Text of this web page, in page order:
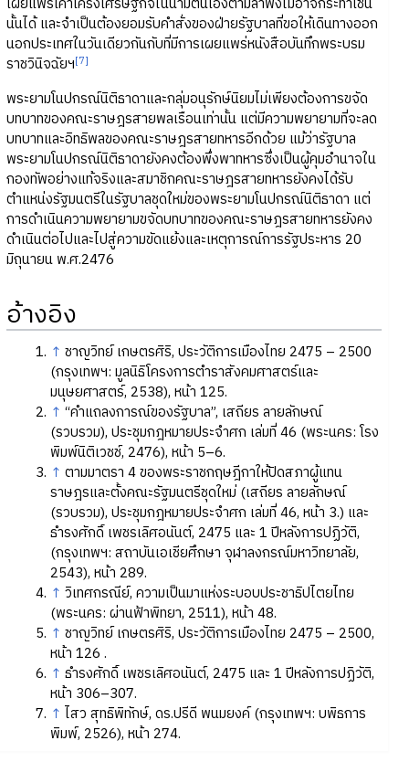
นั้นได้ และจำเป็นต้องยอมรับคำสั่งของฝ่ายรัฐบาลที่ขอให้เดินทางออก
นอกประเทศในวันเดียวกันกับที่มีการเผยแพร่หนังสือบันทึกพระบรม
ราชวินิจฉัยฯ[7]
พระยามโนปกรณ์นิติธาดาและกลุ่มอนุรักษ์นิยมไม่เพียงต้องการขจัด
บทบาทของคณะราษฎรสายพลเรือนเท่านั้น แต่มีความพยายามที่จะลด
บทบาทและอิทธิพลของคณะราษฎรสายทหารอีกด้วย แม้ว่ารัฐบาล
พระยามโนปกรณ์นิติธาดายังคงต้องพึ่งพาทหารซึ่งเป็นผู้คุมอำนาจใน
กองทัพอย่างแท้จริงและสมาชิกคณะราษฎรสายทหารยังคงได้รับ
ตำแหน่งรัฐมนตรีในรัฐบาลชุดใหม่ของพระยามโนปกรณ์นิติธาดา แต่
การดำเนินความพยายามขจัดบทบาทของคณะราษฎรสายทหารยังคง
ดำเนินต่อไปและไปสู่ความขัดแย้งและเหตุการณ์การรัฐประหาร 20
มิถุนายน พ.ศ.2476
อ้างอิง
↑ ชาญวิทย์ เกษตรศิริ, ประวัติการเมืองไทย 2475 – 2500
(กรุงเทพฯ: มูลนิธิโครงการตำราสังคมศาสตร์และ
มนุษยศาสตร์, 2538), หน้า 125.
↑ “คำแถลงการณ์ของรัฐบาล”, เสถียร ลายลักษณ์
(รวบรวม), ประชุมกฎหมายประจำศก เล่มที่ 46 (พระนคร: โรง
พิมพ์นิติเวชช์, 2476), หน้า 5–6.
↑ ตามมาตรา 4 ของพระราชกฤษฎีกาให้ปิดสภาผู้แทน
ราษฎรและตั้งคณะรัฐมนตรีชุดใหม่ (เสถียร ลายลักษณ์
(รวบรวม), ประชุมกฎหมายประจำศก เล่มที่ 46, หน้า 3.) และ
ธำรงศักดิ์ เพชรเลิศอนันต์, 2475 และ 1 ปีหลังการปฏิวัติ,
(กรุงเทพฯ: สถาบันเอเชียศึกษา จุฬาลงกรณ์มหาวิทยาลัย,
2543), หน้า 289.
↑ วิเทศกรณีย์, ความเป็นมาแห่งระบอบประชาธิปไตยไทย
(พระนคร: ผ่านฟ้าพิทยา, 2511), หน้า 48.
↑ ชาญวิทย์ เกษตรศิริ, ประวัติการเมืองไทย 2475 – 2500,
หน้า 126 .
↑ ธำรงศักดิ์ เพชรเลิศอนันต์, 2475 และ 1 ปีหลังการปฏิวัติ,
หน้า 306–307.
↑ ไสว สุทธิพิทักษ์, ดร.ปรีดี พนมยงค์ (กรุงเทพฯ: บพิธการ
พิมพ์, 2526), หน้า 274.